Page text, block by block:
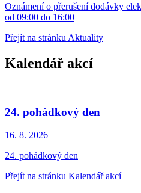
Oznámení o přerušení dodávky
od 09:00 do 16:00
Přejít na stránku Aktuality
Kalendář akcí
24. pohádkový den
16. 8. 2026
24. pohádkový den
Přejít na stránku Kalendář akcí